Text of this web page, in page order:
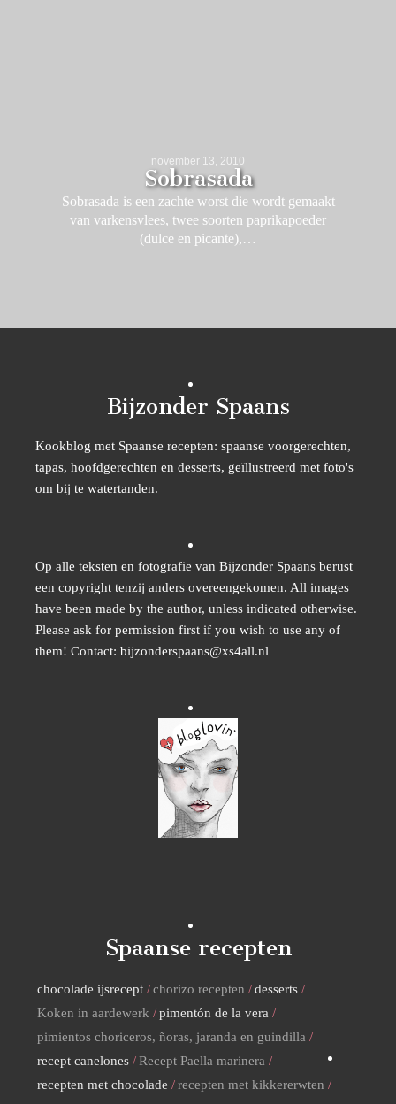
november 13, 2010
Sobrasada
Sobrasada is een zachte worst die wordt gemaakt
van varkensvlees, twee soorten paprikapoeder
(dulce en picante),…
Bijzonder Spaans
Kookblog met Spaanse recepten: spaanse voorgerechten,
tapas, hoofdgerechten en desserts, geïllustreerd met foto's
om bij te watertanden.
Op alle teksten en fotografie van Bijzonder Spaans berust
een copyright tenzij anders overeengekomen. All images
have been made by the author, unless indicated otherwise.
Please ask for permission first if you wish to use any of
them! Contact: bijzonderspaans@xs4all.nl
Spaanse recepten
chocolade ijsrecept chorizo recepten
desserts
Koken in aardewerk
pimentón de la vera
pimientos choriceros, ñoras, jaranda en guindilla
recept canelones
Recept Paella marinera
recepten met chocolade
recepten met kikkererwten